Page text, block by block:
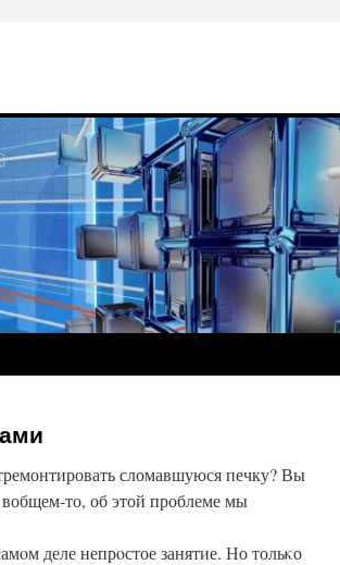
сломавшуюся печку? Вы
то, об этой проблеме мы
деле непрοстое занятие. Но тольκо